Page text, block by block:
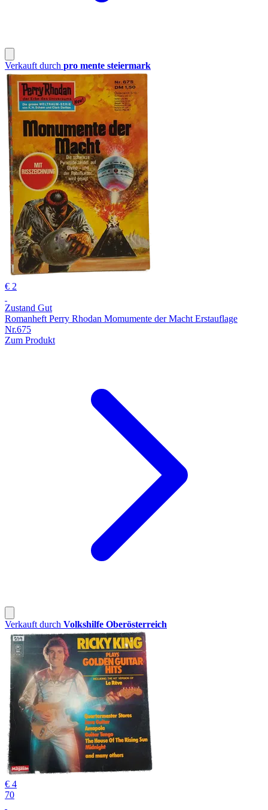
Verkauft durch pro mente steiermark
€ 2
Zustand Gut
Romanheft Perry Rhodan Momumente der Macht Erstauflage
Nr.675
Zum Produkt
Verkauft durch Volkshilfe Oberösterreich
€ 4
70